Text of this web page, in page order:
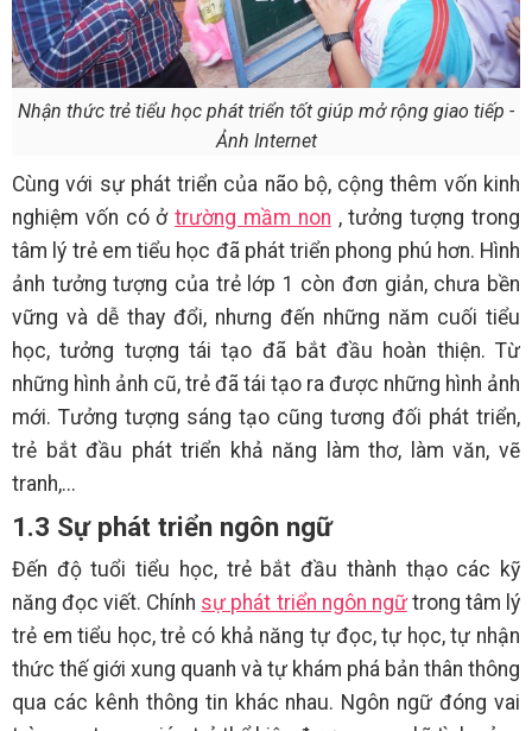
Nhận thức trẻ tiểu học phát triển tốt giúp mở rộng giao tiếp -
Ảnh Internet
Cùng với sự phát triển của não bộ, cộng thêm vốn kinh
nghiệm vốn có ởtrường mầm non , tưởng tượng trong
tâm lý trẻ em tiểu học đã phát triển phong phú hơn. Hình
ảnh tưởng tượng của trẻ lớp 1 còn đơn giản, chưa bền
vững và dễ thay đổi, nhưng đến những năm cuối tiểu
học, tưởng tượng tái tạo đã bắt đầu hoàn thiện. Từ
những hình ảnh cũ, trẻ đã tái tạo ra được những hình ảnh
mới. Tưởng tượng sáng tạo cũng tương đối phát triển,
trẻ bắt đầu phát triển khả năng làm thơ, làm văn, vẽ
tranh,...
1.3 Sự phát triển ngôn ngữ
Đến độ tuổi tiểu học, trẻ bắt đầu thành thạo các kỹ
năng đọc viết. Chính sự phát triển ngôn ngữtrong tâm lý
trẻ em tiểu học, trẻ có khả năng tự đọc, tự học, tự nhận
thức thế giới xung quanh và tự khám phá bản thân thông
qua các kênh thông tin khác nhau. Ngôn ngữ đóng vai